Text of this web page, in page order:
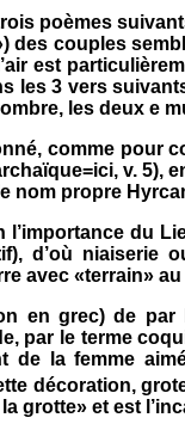
poèmes
des couples
est
les 3 vers
les deux e
comme pour
v. 5),
nom propre
du
d’où niaiserie
avec «terrain»
en grec) de
par le terme
la femme
décoration,
grotte» et est